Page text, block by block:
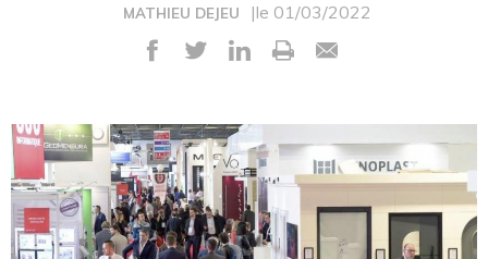
MATHIEU DEJEU |le 01/03/2022